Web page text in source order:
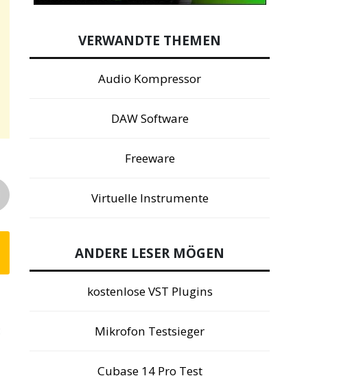
VERWANDTE THEMEN
Audio Kompressor
DAW Software
Freeware
Virtuelle Instrumente
ANDERE LESER MÖGEN
kostenlose VST Plugins
Mikrofon Testsieger
Cubase 14 Pro Test